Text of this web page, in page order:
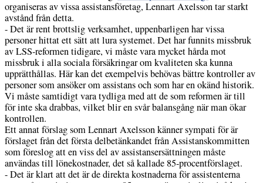
organiseras av vissa assistansföretag, Lennart Axelsson tar starkt
avstånd från detta.
- Det är rent brottslig verksamhet, uppenbarligen har vissa
personer hittat ett sätt att lura systemet. Det har funnits missbruk
av LSS-reformen tidigare, vi måste vara mycket hårda mot
missbruk i alla sociala försäkringar om kvaliteten ska kunna
upprätthållas. Här kan det exempelvis behövas bättre kontroller av
personer som ansöker om assistans och som har en okänd historik.
Vi måste samtidigt vara tydliga med att de som reformen är till
för inte ska drabbas, vilket blir en svår balansgång när man ökar
kontrollen.
Ett annat förslag som Lennart Axelsson känner sympati för är
förslaget från det första delbetänkandet från Assistanskommitten
som föreslog att en viss del av assistansersättningen måste
användas till lönekostnader, det så kallade 85-procentförslaget.
- Det är klart att det är de direkta kostnaderna för assistenterna